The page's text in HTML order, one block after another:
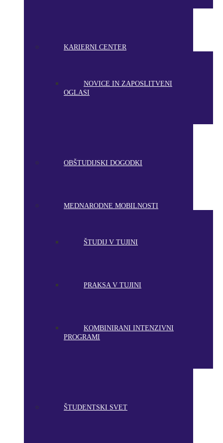
KARIERNI CENTER
NOVICE IN ZAPOSLITVENI
OGLASI
OBŠTUDIJSKI DOGODKI
MEDNARODNE MOBILNOSTI
ŠTUDIJ V TUJINI
PRAKSA V TUJINI
KOMBINIRANI INTENZIVNI
PROGRAMI
ŠTUDENTSKI SVET